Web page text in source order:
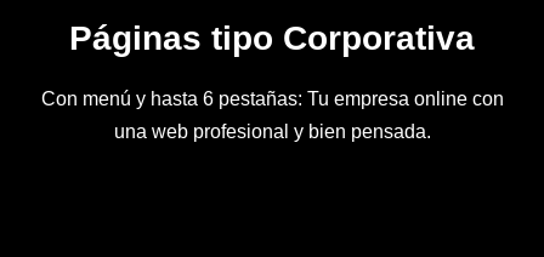
Páginas tipo Corporativa
Con menú y hasta 6 pestañas: Tu empresa online con
una web profesional y bien pensada.